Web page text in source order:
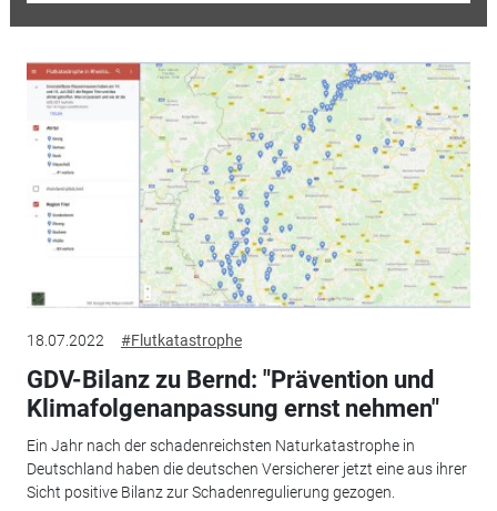
18.07.2022 #Flutkatastrophe
GDV-Bilanz zu Bernd: "Prävention und
Klimafolgenanpassung ernst nehmen"
Ein Jahr nach der scha­den­reichs­ten Natur­ka­ta­stro­phe in
Deutsch­land haben die deutschen Ver­si­che­rer jetzt eine aus ihrer
Sicht positive Bilanz zur Scha­den­re­gu­lie­rung gezogen.